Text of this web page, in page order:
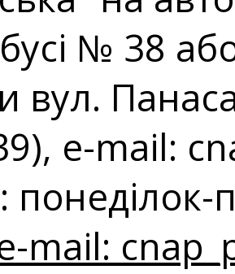
№ 38
вул.
e-mail:
mail: